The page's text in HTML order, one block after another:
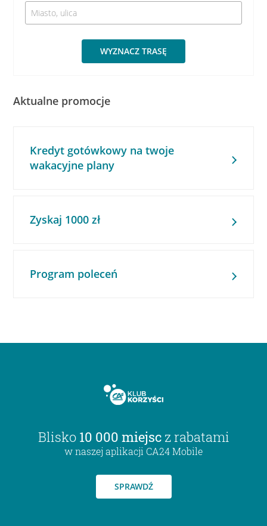
WYZNACZ TRASĘ
Aktualne promocje
Kredyt gotówkowy na twoje
wakacyjne plany
Zyskaj 1000 zł
Program poleceń
Blisko 10 000 miejsc z rabatami
w naszej aplikacji CA24 Mobile
SPRAWDŹ